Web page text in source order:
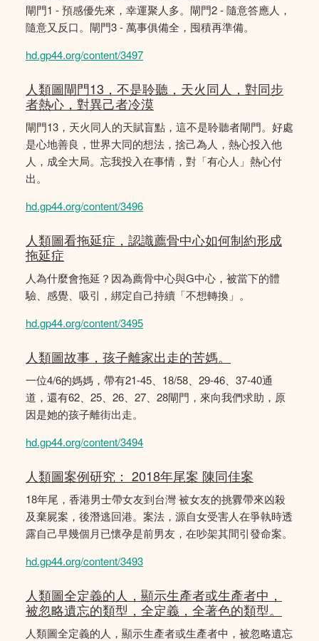
閘門1 - 預感優先來，幸運聚人多。閘門2 - 隨意答應人，
隨意又反口。閘門3 - 萬事俱備全，囤積再準備。
hd.gp44.org/content/3497
人類圖閘門13，不是聆聽，天火同人，對同步
者熱心，對異己者冷漠
閘門13，天火同人的天賦盲點，這不是聆聽者閘門。好處
是心地善良，世界大同的想法，捨己為人，熱心投入他
人，成全大局。忘我投入在事情，對「有心人」熱心付
出。
hd.gp44.org/content/3496
人類圖看拖延症，認識薦骨中心如何制約形成
拖延症
人為什麼會拖延？因為薦骨中心與G中心，被當下的體
驗、感覺、吸引，綁定自己持續「不想轉換」。
hd.gp44.org/content/3495
人類圖故事，孩子離家出走的苦媽。
一位4/6的媽媽，帶有21-45、18/58、29-46、37-40通
道，還有62、25、26、27、28閘門，來向我們求助，原
因是她的孩子離街出走。
hd.gp44.org/content/3494
人類圖案例研究： 2018年尾案 陳同佳案
18年尾，香港男士帶女友到台灣 被女友的挑釁帶來凶殺
及棄屍案，後潛逃回港。案法，源自女受害人在爭執時透
露自己早幾個月已懷孕是前男友，在吵架其間引發命案。
hd.gp44.org/content/3493
人類圖全定義的人，顯示生產者或生產者中，
被忽略遺忘的類型，全定義，全著色的類型。
人類圖全定義的人，顯示生產者或生產者中，被忽略遺忘